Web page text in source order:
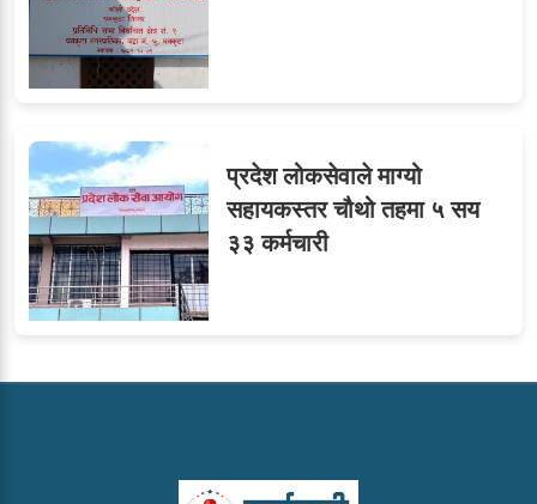
प्रदेश लोकसेवाले माग्यो
सहायकस्तर चौथो तहमा ५ सय
३३ कर्मचारी